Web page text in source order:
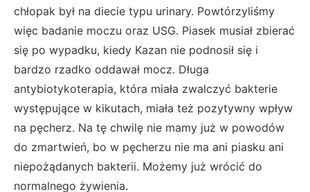
chłopak był na diecie typu urinary. Powtórzyliśmy
więc badanie moczu oraz USG. Piasek musiał zbierać
się po wypadku, kiedy Kazan nie podnosił się i
bardzo rzadko oddawał mocz. Długa
antybiotykoterapia, która miała zwalczyć bakterie
występujące w kikutach, miała też pozytywny wpływ
na pęcherz. Na tę chwilę nie mamy już w powodów
do zmartwień, bo w pęcherzu nie ma ani piasku ani
niepożądanych bakterii. Możemy już wrócić do
normalnego żywienia.